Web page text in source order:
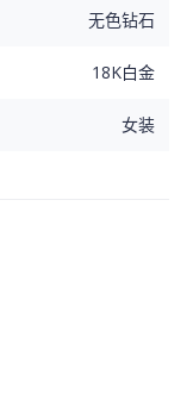
无色钻石
18K白金
女装